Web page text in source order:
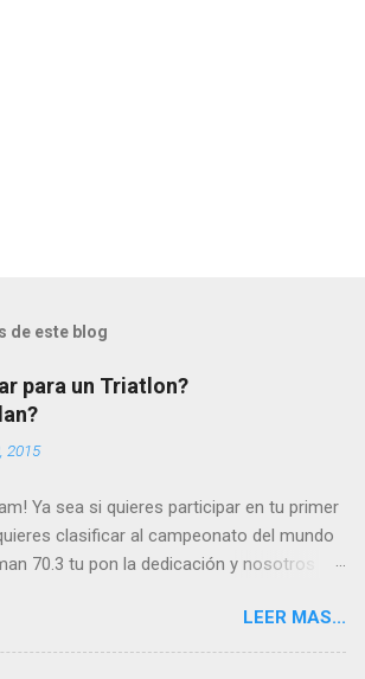
de este blog
para un Triatlon?
2015
Ya sea si quieres participar en tu primer
clasificar al campeonato del mundo
70.3 tu pon la dedicación y nosotros
LEER MAS...